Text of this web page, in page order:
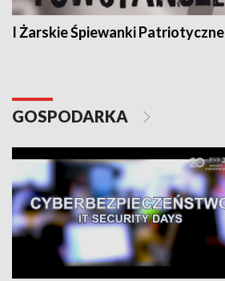
I Żarskie Śpiewanki Patriotyczne
GOSPODARKA